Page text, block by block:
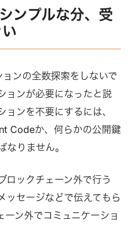
ンプルな分、受
ンの全数探索をしないで
ョンが必要になったと説
ンを不要にするには、
Codeか、何らかの公開鍵
りません。
ロックチェーン外で行う
ッセージなどで伝えてもら
ーン外でコミュニケーショ